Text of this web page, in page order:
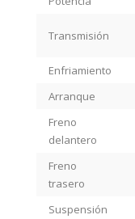
Transmisión
Enfriamiento
Arranque
Freno
delantero
Freno
trasero
Suspensión